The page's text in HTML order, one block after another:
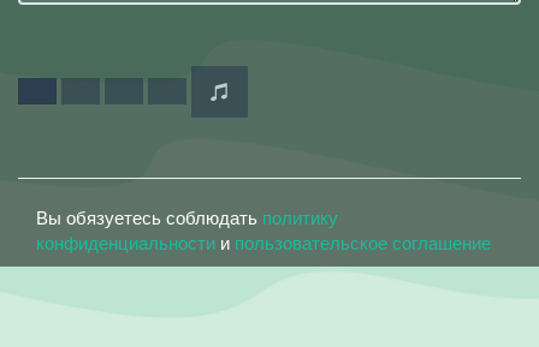
Вы обязуетесь соблюдать политику
конфиденциальности и пользовательское соглашение